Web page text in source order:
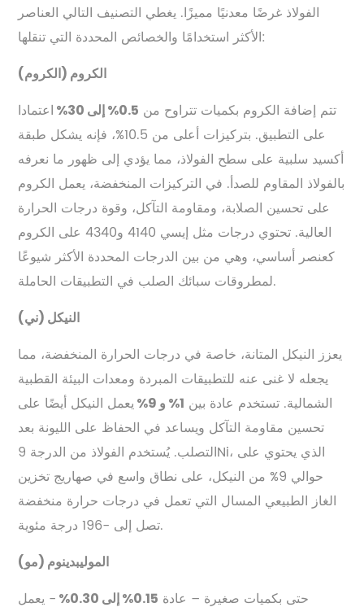
الفولاذ غرضًا معدنيًا مميزًا. يغطي التصنيف التالي العناصر
الأكثر استخدامًا والخصائص المحددة التي تنقلها:
الكروم (الكروم)
تتم إضافة الكروم بكميات تتراوح من 0.5% إلى 30%
اعتمادا
على التطبيق. بتركيزات أعلى من 10.5%، فإنه يشكل طبقة
أكسيد سلبية على سطح الفولاذ، مما يؤدي إلى ظهور ما نعرفه
بالفولاذ المقاوم للصدأ. في التركيزات المنخفضة، يعمل الكروم
على تحسين الصلابة، ومقاومة التآكل، وقوة درجات الحرارة
العالية. تحتوي درجات مثل إيسي 4140 و4340 على الكروم
كعنصر أساسي، وهي من بين الدرجات المحددة الأكثر شيوعًا
لمطروقات سبائك الصلب في التطبيقات الحاملة.
النيكل (ني)
يعزز النيكل المتانة، خاصة في درجات الحرارة المنخفضة، مما
يجعله لا غنى عنه للتطبيقات المبردة ومعدات البيئة القطبية
الشمالية. تستخدم عادة بين 1% و 9%
يعمل النيكل أيضًا على
تحسين مقاومة التآكل ويساعد في الحفاظ على الليونة بعد
التصلب. يُستخدم الفولاذ من الدرجة 9Ni، الذي يحتوي على
حوالي 9% من النيكل، على نطاق واسع في صهاريج تخزين
الغاز الطبيعي المسال التي تعمل في درجات حرارة منخفضة
تصل إلى -196 درجة مئوية.
الموليبدينوم (مو)
حتى بكميات صغيرة – عادة 0.15% إلى 0.30%
- يعمل